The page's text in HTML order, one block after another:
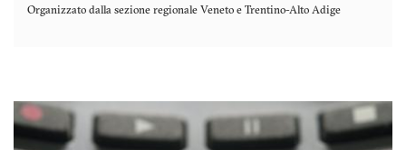
Organizzato dalla sezione regionale Veneto e Trentino-Alto Adige